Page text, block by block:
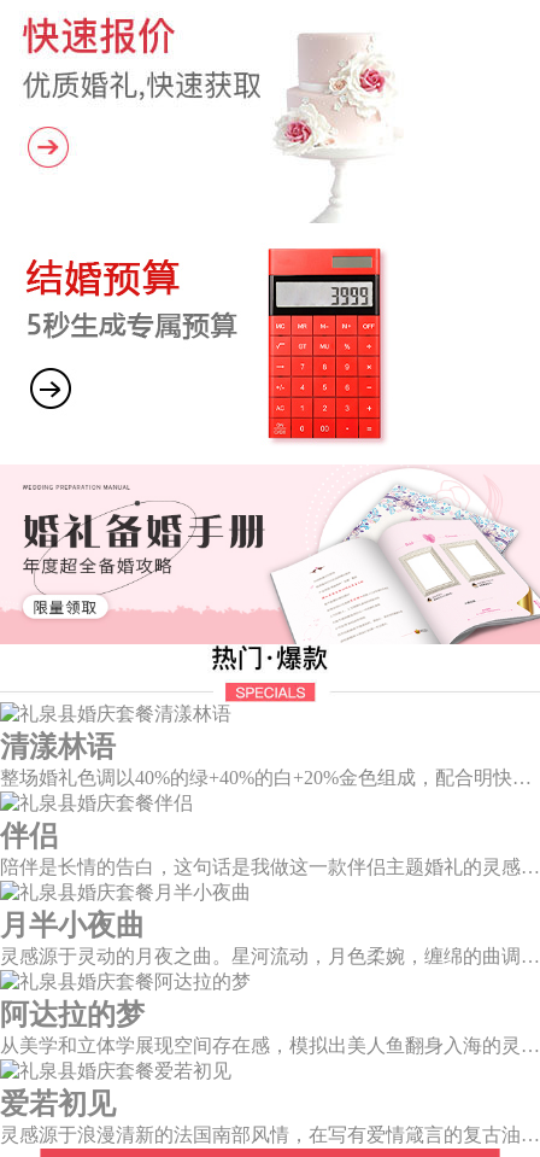
清漾林语
整场婚礼色调以40%的绿+40%的白+20%金色组成，配合明快的色调流露出生机盎然，既维持极简线条设计感，又巧妙把握住视觉情绪。
伴侣
陪伴是长情的告白，这句话是我做这一款伴侣主题婚礼的灵感。今年大热的珊瑚橙带来了一如陪伴的温暖和细腻，半圆为载体的发光情侣头像深情对望，一起组成完整的圆环，一如初见时的美好，又似陪伴一生的美满。
月半小夜曲
灵感源于灵动的月夜之曲。星河流动，月色柔婉，缠绵的曲调自花叶间隐隐传来，撩人心弦。
阿达拉的梦
从美学和立体学展现空间存在感，模拟出美人鱼翻身入海的灵动意韵，将视觉效果铺延至海平面，既交织出柔和梦幻质感，又如浪花般波光伏动，熠熠闪耀。
爱若初见
灵感源于浪漫清新的法国南部风情，在写有爱情箴言的复古油画卷轴前，互诉诺言，相守一生。